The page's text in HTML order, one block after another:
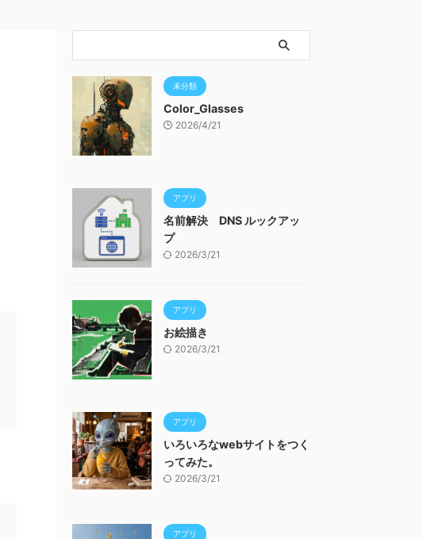
未分類
Color_Glasses
2026/4/21
アプリ
名前解決 DNS ルックアッ
プ
2026/3/21
アプリ
お絵描き
2026/3/21
アプリ
いろいろなwebサイトをつく
ってみた。
2026/3/21
アプリ